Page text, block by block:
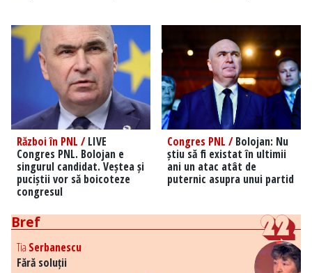
Război în PNL /LIVE
Congres PNL. Bolojan e
singurul candidat. Veștea și
puciștii vor să boicoteze
congresul
Congres PNL /Bolojan: Nu
știu să fi existat în ultimii
ani un atac atât de
puternic asupra unui partid
Bref
Tia Serbanescu
Fără soluții